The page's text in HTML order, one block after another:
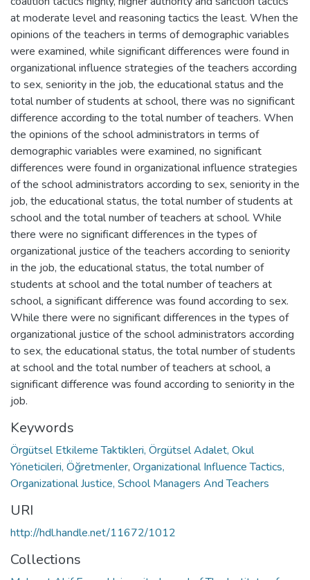
at moderate level and reasoning tactics the least. When the
opinions of the teachers in terms of demographic variables
were examined, while significant differences were found in
organizational influence strategies of the teachers according
to sex, seniority in the job, the educational status and the
total number of students at school, there was no significant
difference according to the total number of teachers. When
the opinions of the school administrators in terms of
demographic variables were examined, no significant
differences were found in organizational influence strategies
of the school administrators according to sex, seniority in the
job, the educational status, the total number of students at
school and the total number of teachers at school. While
there were no significant differences in the types of
organizational justice of the teachers according to seniority
in the job, the educational status, the total number of
students at school and the total number of teachers at
school, a significant difference was found according to sex.
While there were no significant differences in the types of
organizational justice of the school administrators according
to sex, the educational status, the total number of students
at school and the total number of teachers at school, a
significant difference was found according to seniority in the
job.
Keywords
Örgütsel Etkileme Taktikleri, Örgütsel Adalet, Okul
Yöneticileri, Öğretmenler, Organizational Influence Tactics,
Organizational Justice, School Managers And Teachers
URI
http://hdl.handle.net/11672/1012
Collections